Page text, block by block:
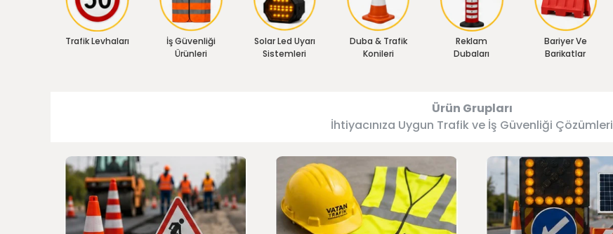
Trafik Levhaları
İş Güvenliği
Ürünleri
Solar Led Uyarı
Sistemleri
Duba & Trafik
Konileri
Reklam
Dubaları
Bariyer Ve
Barikatlar
Ürün Grupları
İhtiyacınıza Uygun Trafik ve İş Güvenliği Çözümleri